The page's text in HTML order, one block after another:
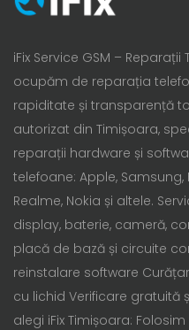
iFix Service GSM –
ocupăm de reparația
rapiditate și transparență
autorizat din Timișoara,
reparații hardware și
telefoane: Apple, Samsung,
Realme, Nokia și altele.
display, baterie, cameră,
placă de bază și circuite
reinstalare software
cu lichid Verificare gratuită
alegi iFix Timișoara: